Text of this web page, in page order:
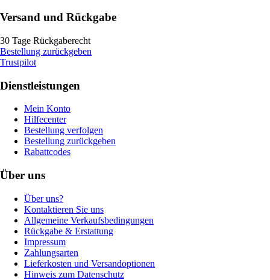
Versand und Rückgabe
30 Tage Rückgaberecht
Bestellung zurückgeben
Trustpilot
Dienstleistungen
Mein Konto
Hilfecenter
Bestellung verfolgen
Bestellung zurückgeben
Rabattcodes
Über uns
Über uns?
Kontaktieren Sie uns
Allgemeine Verkaufsbedingungen
Rückgabe & Erstattung
Impressum
Zahlungsarten
Lieferkosten und Versandoptionen
Hinweis zum Datenschutz